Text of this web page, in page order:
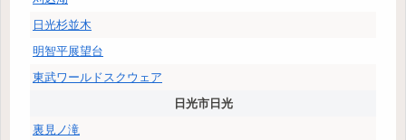
日光杉並木
明智平展望台
東武ワールドスクウェア
日光市日光
裏見ノ滝